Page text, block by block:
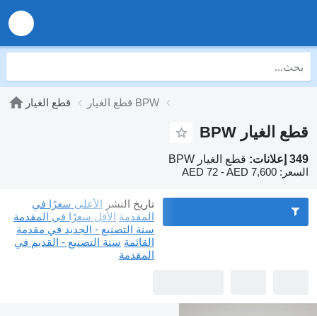
قطع الغيار قطع الغيار BPW
قطع الغيار BPW
349 إعلانات:
قطع الغيار BPW
السعر: AED 72 - AED 7,600
تاريخ النشر الأعلى سعرًا في
المقدمة الأقل سعرًا في المقدمة
سنة التصنيع - الجديد في مقدمة
القائمة سنة التصنيع - القديم في
المقدمة